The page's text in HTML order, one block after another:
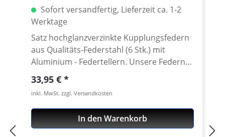
Sofort versandfertig, Lieferzeit ca. 1-2
Werktage
Satz hochglanzverzinkte Kupplungsfedern
aus Qualitäts-Federstahl (6 Stk.) mit
Aluminium - Federtellern. Unsere Federn
entsprechen in der Federrate denen der
Original-Feder, sind jedoch rostfrei
verzinkt. Wir bevorzugen eindeutig einen
hochglanzverzinkten Qualitätsfederstahl,
da Edelstahl-Federn bei mehrfacher
Regulärer Preis:
33,95 €
inkl. MwSt. zzgl. Versandkosten
In den Warenkorb